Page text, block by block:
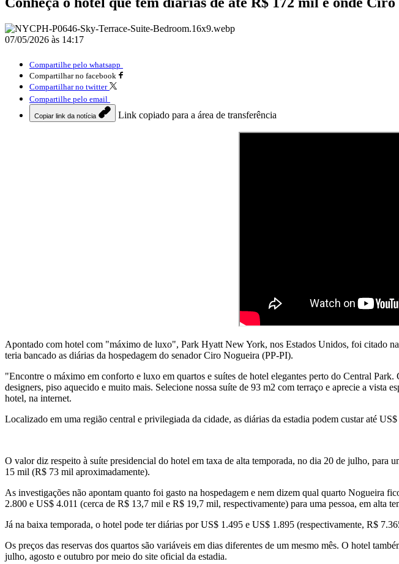
07/05/2026 às 14:17
Compartilhe pelo whatsapp
Compartilhar no facebook
Compartilhar no twitter
Compartilhe pelo email
Copiar link da notícia Link copiado para a área de transferência
Apontado com hotel com "máximo de luxo", Park Hyatt New York, nos Estados Unidos, foi citado
teria bancado as diárias da hospedagem do senador Ciro Nogueira (PP-PI).
"Encontre o máximo em conforto e luxo em quartos e suítes de hotel elegantes perto do Central
designers, piso aquecido e muito mais. Selecione nossa suíte de 93 m2 com terraço e aprecie a
hotel, na internet.
Localizado em uma região central e privilegiada da cidade, as diárias da estadia podem custar até
O valor diz respeito à suíte presidencial do hotel em taxa de alta temporada, no dia 20 de julho, para
15 mil (R$ 73 mil aproximadamente).
As investigações não apontam quanto foi gasto na hospedagem e nem dizem qual quarto Nogueira
2.800 e US$ 4.011 (cerca de R$ 13,7 mil e R$ 19,7 mil, respectivamente) para uma pessoa, em alta
Já na baixa temporada, o hotel pode ter diárias por US$ 1.495 e US$ 1.895 (respectivamente, R$
Os preços das reservas dos quartos são variáveis em dias diferentes de um mesmo mês. O hotel
julho, agosto e outubro por meio do site oficial da estadia.